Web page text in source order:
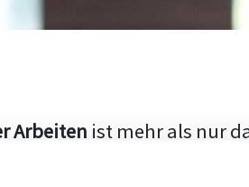
Arbeiten ist mehr als nur
Aufbau und die